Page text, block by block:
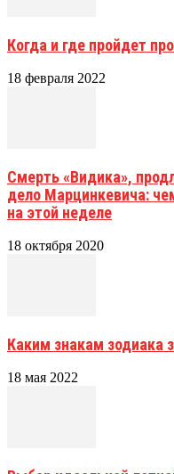
Когда и где пройдет
18 февраля 2022
Смерть «Видика»,
дело Марцинкевича:
на этой неделе
18 октября 2020
Каким знакам зодиака
18 мая 2022